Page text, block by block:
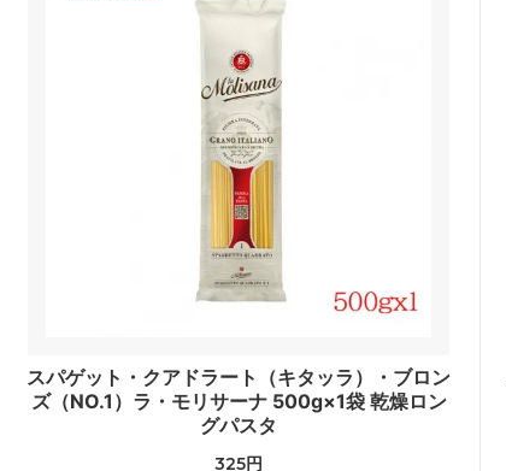
スパゲット・クアドラート（キタッラ）・ブロン
ズ（NO.1）ラ・モリサーナ 500g×1袋 乾燥ロン
グパスタ
325円